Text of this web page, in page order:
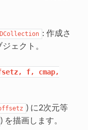
: 作成さ
ェクト。
f,
cmap,
) に2次元等
) を描画します。